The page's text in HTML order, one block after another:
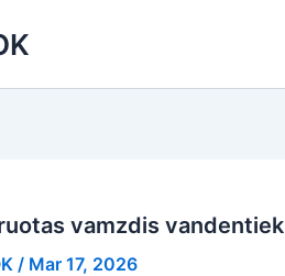
vamzdis
/ Mar 17, 2026